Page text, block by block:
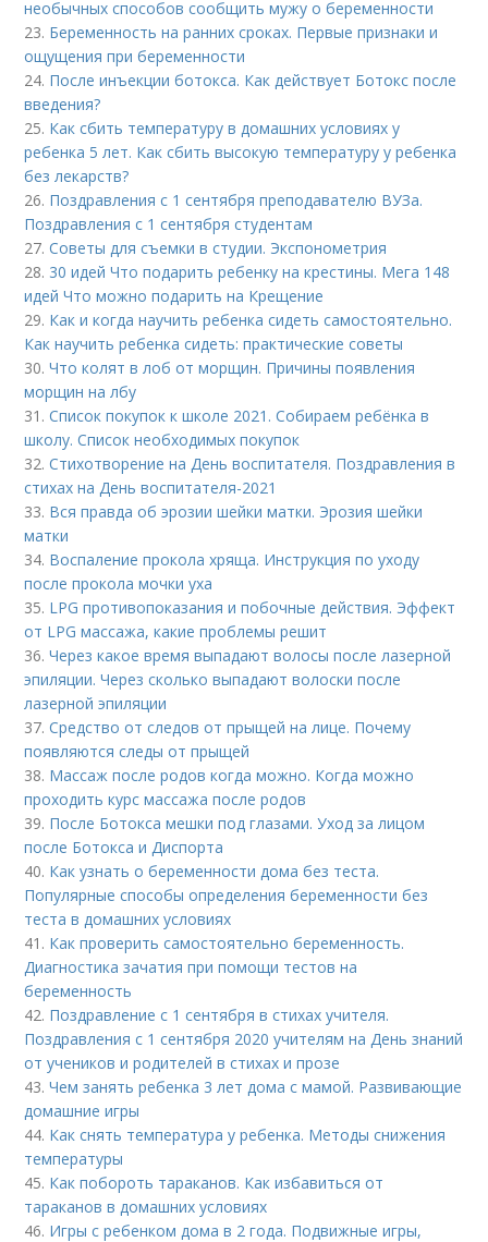
необычных способов сообщить мужу о беременности
23. Беременность на ранних сроках. Первые признаки и
ощущения при беременности
24. После инъекции ботокса. Как действует Ботокс после
введения?
25. Как сбить температуру в домашних условиях у
ребенка 5 лет. Как сбить высокую температуру у ребенка
без лекарств?
26. Поздравления с 1 сентября преподавателю ВУЗа.
Поздравления с 1 сентября студентам
27.Советы для съемки в студии. Экспонометрия
28. 30 идей Что подарить ребенку на крестины. Мега 148
идей Что можно подарить на Крещение
29. Как и когда научить ребенка сидеть самостоятельно.
Как научить ребенка сидеть: практические советы
30.Что колят в лоб от морщин. Причины появления
морщин на лбу
31.Список покупок к школе 2021. Собираем ребёнка в
школу. Список необходимых покупок
32.Стихотворение на День воспитателя. Поздравления в
стихах на День воспитателя-2021
33. Вся правда об эрозии шейки матки. Эрозия шейки
матки
34. Воспаление прокола хряща. Инструкция по уходу
после прокола мочки уха
35. LPG противопоказания и побочные действия. Эффект
от LPG массажа, какие проблемы решит
36.Через какое время выпадают волосы после лазерной
эпиляции. Через сколько выпадают волоски после
лазерной эпиляции
37.Средство от следов от прыщей на лице. Почему
появляются следы от прыщей
38. Массаж после родов когда можно. Когда можно
проходить курс массажа после родов
39. После Ботокса мешки под глазами. Уход за лицом
после Ботокса и Диспорта
40. Как узнать о беременности дома без теста.
Популярные способы определения беременности без
теста в домашних условиях
41. Как проверить самостоятельно беременность.
Диагностика зачатия при помощи тестов на
беременность
42. Поздравление с 1 сентября в стихах учителя.
Поздравления с 1 сентября 2020 учителям на День знаний
от учеников и родителей в стихах и прозе
43.Чем занять ребенка 3 лет дома с мамой. Развивающие
домашние игры
44. Как снять температура у ребенка. Методы снижения
температуры
45. Как побороть тараканов. Как избавиться от
тараканов в домашних условиях
46. Игры с ребенком дома в 2 года. Подвижные игры,